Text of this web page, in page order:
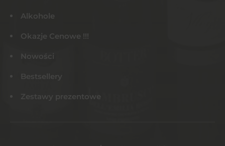
Alkohole
Okazje Cenowe !!!
Nowości
Bestsellery
Zestawy prezentowe